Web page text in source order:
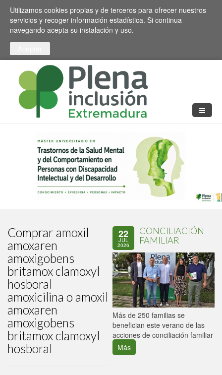
Pasar al contenido principal
Toggle high contrast
Utilizamos cookies propias y de terceros para ofrecer nuestros
servicios y recoger información estadística. Si continua
navegando acepta su instalación y uso.
Comprar amoxil
amoxaren
amoxigobens
britamox clamoxyl
hosboral
amoxicilina o amoxil
amoxaren
amoxigobens
britamox clamoxyl
hosboral
22
JUL
2026
CONCILIACIÓN
FAMILIAR
Más de 250 familias se
benefician este verano de las
acciones de conciliación familiar
Más